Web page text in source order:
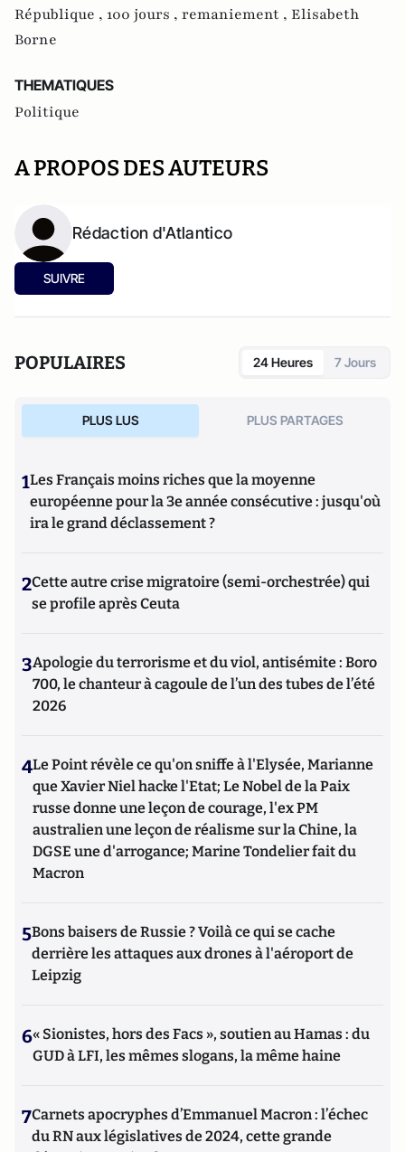
République , 100 jours , remaniement , Elisabeth
Borne
THEMATIQUES
Politique
A PROPOS DES AUTEURS
Rédaction d'Atlantico
SUIVRE
POPULAIRES 24 Heures 7 Jours
PLUS LUS PLUS PARTAGES
1Les Français moins riches que la moyenne
européenne pour la 3e année consécutive : jusqu'où
ira le grand déclassement ?
2Cette autre crise migratoire (semi-orchestrée) qui
se profile après Ceuta
3Apologie du terrorisme et du viol, antisémite : Boro
700, le chanteur à cagoule de l’un des tubes de l’été
2026
4Le Point révèle ce qu'on sniffe à l'Elysée, Marianne
que Xavier Niel hacke l'Etat; Le Nobel de la Paix
russe donne une leçon de courage, l'ex PM
australien une leçon de réalisme sur la Chine, la
DGSE une d'arrogance; Marine Tondelier fait du
Macron
5Bons baisers de Russie ? Voilà ce qui se cache
derrière les attaques aux drones à l'aéroport de
Leipzig
6« Sionistes, hors des Facs », soutien au Hamas : du
GUD à LFI, les mêmes slogans, la même haine
7Carnets apocryphes d’Emmanuel Macron : l’échec
du RN aux législatives de 2024, cette grande